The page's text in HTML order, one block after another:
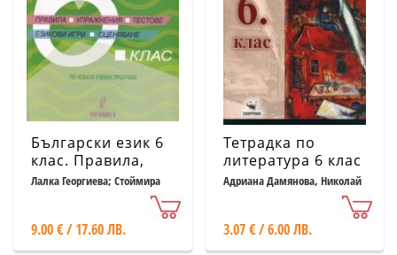
Български език 6
клас. Правила,
упражнения,
тестове, езикови
игри, оценяване
(по новата учебна
програма)
Лалка Георгиева; Стоймира
9.00 € / 17.60 ЛВ.
Тетрадка по
литература 6 клас
Адриана Дамянова, Николай
3.07 € / 6.00 ЛВ.